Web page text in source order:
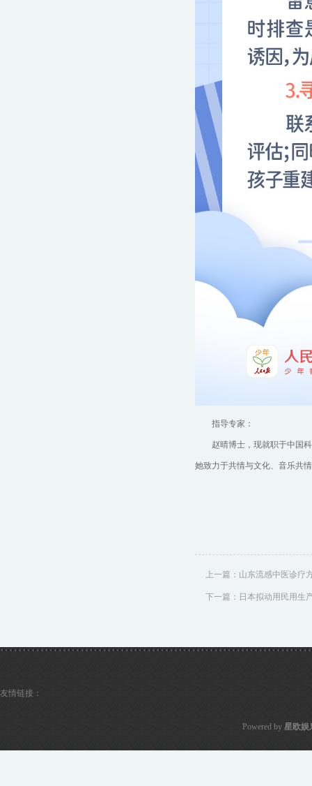
指导专家：
赵晴博士，现就职于中国
她致力于共情与文化、音乐共
上一篇： 山东流感中医诊疗
下一篇： 日本拟动用民用生
友情链接：
Powered by 星欧娱